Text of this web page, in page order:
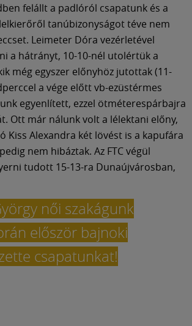
felállt a padlóról csapatunk és a
tanúbizonyságot téve nem
Leimeter Dóra vezérletével
a hátrányt, 10-10-nél utolértük a
még egyszer előnyhöz jutottak (11-
a vége előtt vb-ezüstérmes
egyenlített, ezzel ötméterespárbajra
Ott már nálunk volt a lélektani előny,
Kiss Alexandra két lövést is a kapufára
nem hibáztak. Az FTC végül
tudott 15-13-ra Dunaújvárosban,
női szakágunk
először bajnoki
csapatunkat!